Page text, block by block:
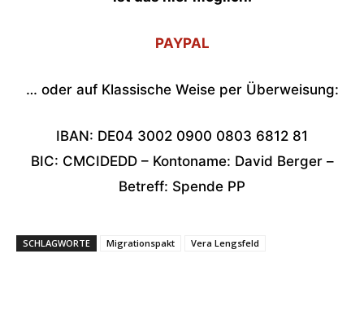
PAYPAL
… oder auf Klassische Weise per Überweisung:
IBAN: DE04 3002 0900 0803 6812 81
BIC: CMCIDEDD – Kontoname: David Berger –
Betreff: Spende PP
SCHLAGWORTE Migrationspakt Vera Lengsfeld